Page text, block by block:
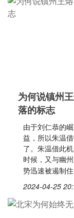
为何说镇州
落的标志
由于刘仁恭的
益，所以朱温
了。朱温借此
时候，又与幽
势迅速被遏制
2024-04-25